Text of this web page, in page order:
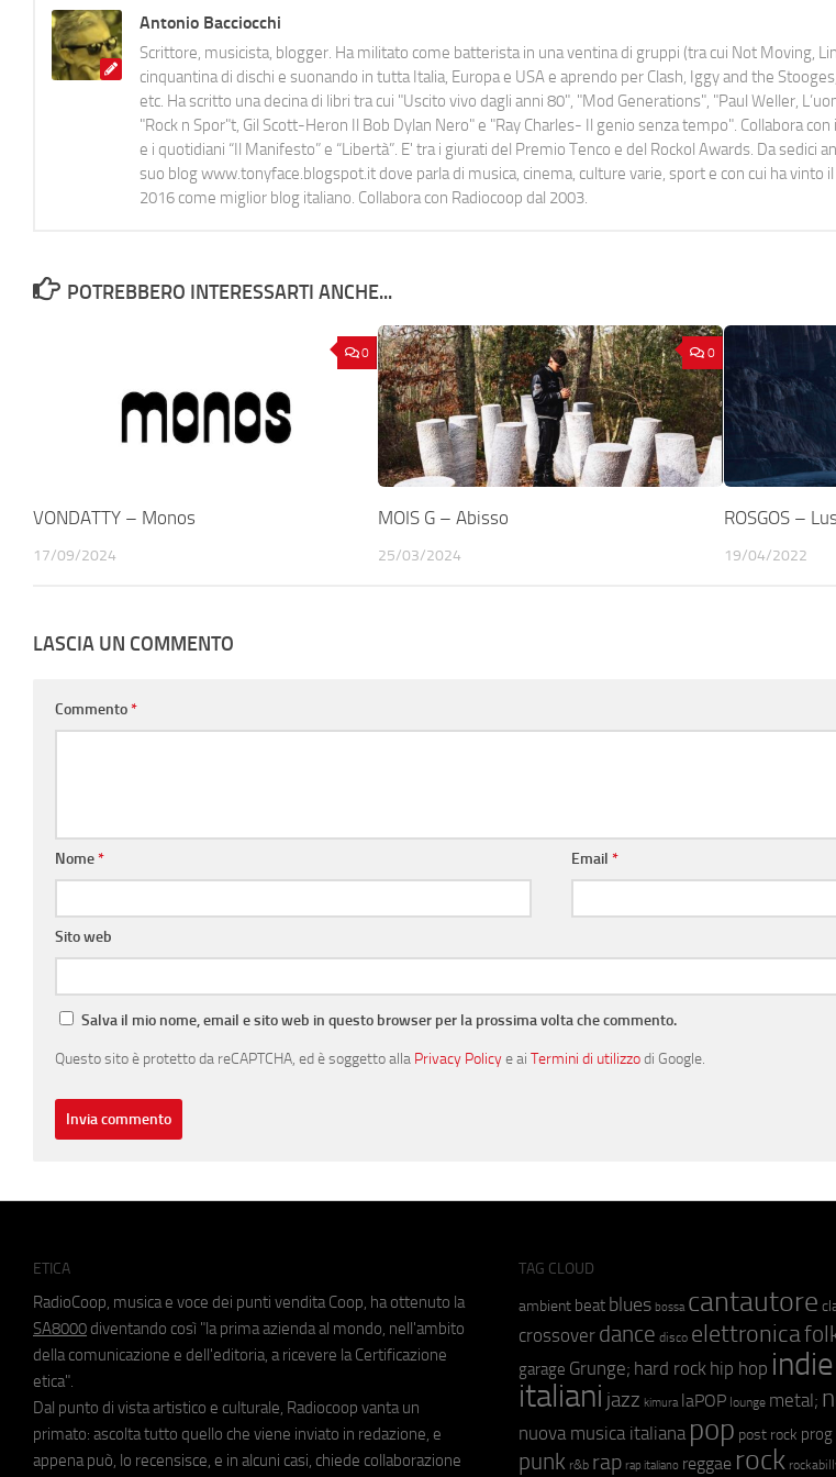
Antonio Bacciocchi
Scrittore, musicista, blogger. Ha militato come batterista in una ventina di gruppi (tra cui Not Moving,
cinquantina di dischi e suonando in tutta Italia, Europa e USA e aprendo per Clash, Iggy and the
etc. Ha scritto una decina di libri tra cui "Uscito vivo dagli anni 80", "Mod Generations", "Paul Weller,
"Rock n Spor"t, Gil Scott-Heron Il Bob Dylan Nero" e "Ray Charles- Il genio senza tempo". Collabora con
e i quotidiani “Il Manifesto” e “Libertà”. E' tra i giurati del Premio Tenco e del Rockol Awards. Da sedici
suo blog www.tonyface.blogspot.it dove parla di musica, cinema, culture varie, sport e con cui ha vinto
2016 come miglior blog italiano. Collabora con Radiocoop dal 2003.
POTREBBERO INTERESSARTI ANCHE...
0
VONDATTY – Monos
17/09/2024
0
MOIS G – Abisso
25/03/2024
ROSGOS –
19/04/2022
LASCIA UN COMMENTO
Commento*
Nome* Email*
Sito web
Salva il mio nome, email e sito web in questo browser per la prossima volta che commento.
Questo sito è protetto da reCAPTCHA, ed è soggetto alla Privacy Policye ai Termini di utilizzodi Google.
ETICA
RadioCoop, musica e voce dei punti vendita Coop, ha ottenuto la
SA8000 diventando così "la prima azienda al mondo, nell'ambito
della comunicazione e dell'editoria, a ricevere la Certificazione
etica".
Dal punto di vista artistico e culturale, Radiocoop vanta un
primato: ascolta tutto quello che viene inviato in redazione, e
appena può, lo recensisce, e in alcuni casi, chiede collaborazione
TAG CLOUD
ambient beat blues bossa cantautore
crossover dance disco elettronica
garage Grunge; hard rock hip hop indie
italiani jazz kimura laPOP lounge metal;
nuova musica italiana pop post rock prog
punk r&b rap rap italiano reggae rock